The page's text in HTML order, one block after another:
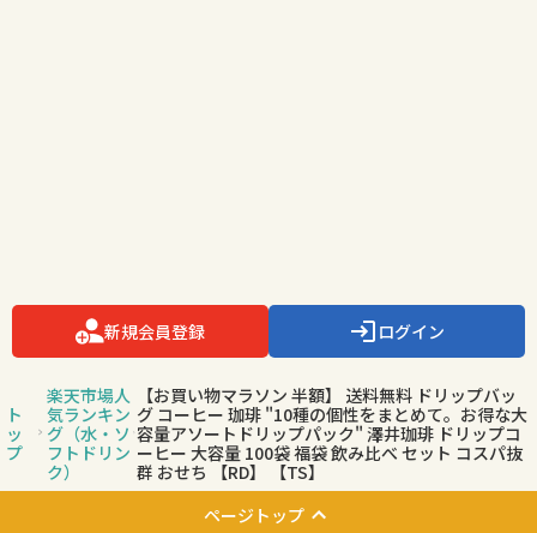
新規会員登録 ログイン
ト
ッ
プ
楽天市場人
気ランキン
グ（水・ソ
フトドリン
ク）
【お買い物マラソン 半額】 送料無料 ドリップバッ
グ コーヒー 珈琲 "10種の個性をまとめて。お得な大
容量アソートドリップパック" 澤井珈琲 ドリップコ
ーヒー 大容量 100袋 福袋 飲み比べ セット コスパ抜
群 おせち 【RD】 【TS】
ページトップ